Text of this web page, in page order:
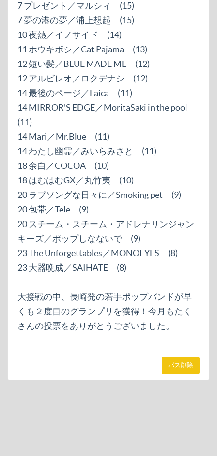
7 プレゼント／マルシィ (15)
7 夢の港の夢／浦上想起 (15)
10 夜熱／イノサイド (14)
11 ホウキボシ／Cat Pajama (13)
12 短い髪／BLUE MADE ME (12)
12 アルビレオ／ロクデナシ (12)
14 最後のページ／Laica (11)
14 MIRROR'S EDGE／MoritaSaki in the pool
(11)
14 Mari／Mr.Blue (11)
14 わたし幽霊／みいらみさと (11)
18 余白／COCOA (10)
18 はむはむGX／丸竹夷 (10)
20 ラブソングな日々に／Smoking pet (9)
20 包帯／Tele (9)
20 スチーム・スチーム・アドレナリンジャン
キーズ／ポップしなないで (9)
23 The Unforgettables／MONOEYES (8)
23 大器晩成／SAIHATE (8)
大接戦の中、長崎発の若手ポップバンドが早
くも２度目のグランプリを獲得！今月もたく
さんの投票をありがとうございました。
パス削除